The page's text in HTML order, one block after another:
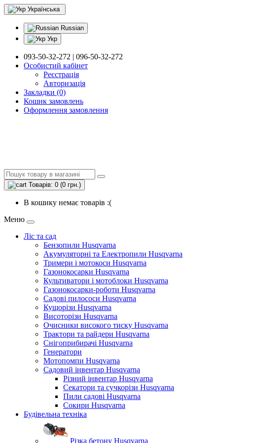
Українська
Russian
Укр
093-50-32-272 | 096-50-32-272
Особистий кабінет
Реєстрація
Авторизація
Закладки (0)
Кошик замовлень
Оформлення замовлення
Товарів: 0 (0 грн.)
В кошику немає товарів :(
Меню
Ліс та сад
Бензопили Husqvarna
Акумуляторні та Електропили Husqvarna
Тримери і мотокоси Husqvarna
Газонокосарки Husqvarna
Культиватори і мотоблоки Husqvarna
Газонокосарки-роботи Husqvarna
Садові пилососи Husqvarna
Кущорізи Husqvarna
Висоторізи Husqvarna
Очисники високого тиску Husqvarna
Трактори та райдери Husqvarna
Снігоприбирачі Husqvarna
Генератори
Мотопомпи Husqvarna
Садовий інвентар Husqvarna
Різний інвентар Husqvarna
Секатори та сучкорізи Husqvarna
Пили садові Husqvarna
Сокири Husqvarna
Будівельна техніка
Різка бетону Husqvarna